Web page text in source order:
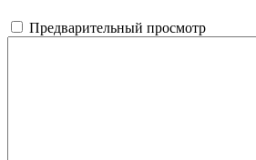
Предварительный просмотр